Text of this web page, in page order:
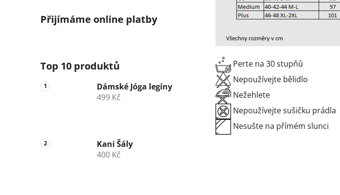
Přijímáme online platby
Top 10 produktů
Dámské Jóga legíny
499 Kč
Kani Šály
400 Kč
Perte na 30 stupňů
Nepoužívejte bělidlo
Nežehlete
Nepoužívejte sušičku prádla
Nesušte na přímém slunci